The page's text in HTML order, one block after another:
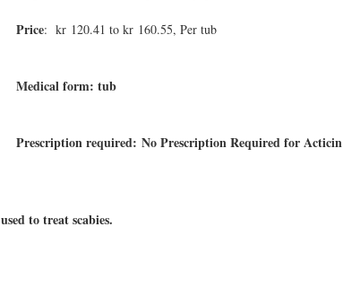
Price: kr 120.41 to kr 160.55, Per tub
Medical form: tub
Prescription required: No Prescription Required for Acticin
to treat scabies.